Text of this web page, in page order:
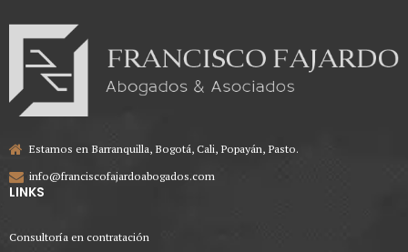
Estamos en Barranquilla, Bogotá, Cali, Popayán, Pasto.
info@franciscofajardoabogados.com
LINKS
Consultoría en contratación